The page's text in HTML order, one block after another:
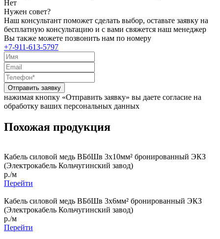
Нет
Нужен совет?
Наш консультант поможет сделать выбор, оставьте заявку на
бесплатную консультацию и с вами свяжется наш менеджер
Вы также можете позвонить нам по номеру
+7-911-613-5797
Отправить заявку
нажимая кнопку «Отправить заявку» вы даете согласие на
обработку ваших персональных данных
Похожая продукция
Кабель силовой медь ВБбШв 3x10мм² бронированный ЭКЗ
(Электрокабель Кольчугинский завод)
р./м
Перейти
Кабель силовой медь ВБбШв 3x6мм² бронированный ЭКЗ
(Электрокабель Кольчугинский завод)
р./м
Перейти